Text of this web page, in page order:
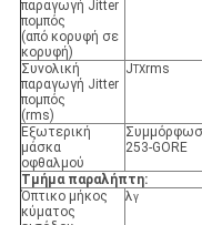
παραγωγή Jitter
πομπός
(από κορυφή σε
κορυφή)
Συνολική
παραγωγή Jitter
πομπός
(rms)
J TXrms
Εξωτερική
μάσκα
οφθαλμού
253-GORE
Τμήμα παραλήπτη:
Όπτικο μήκος
κύματος
λγ